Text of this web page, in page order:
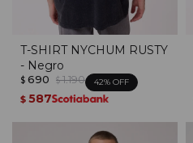
T-SHIRT NYCHUM RUSTY
- Negro
$ 690 $ 1.190 42
$ 587